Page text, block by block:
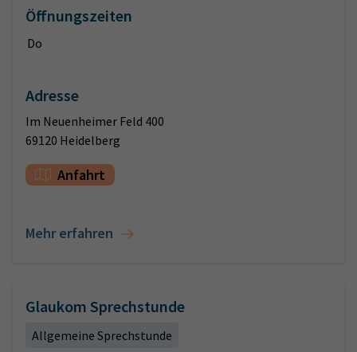
Öffnungszeiten
Do
Adresse
Im Neuenheimer Feld 400
69120 Heidelberg
Anfahrt
Mehr erfahren
Glaukom Sprechstunde
Allgemeine Sprechstunde